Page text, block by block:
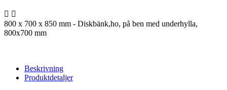
 
800 x 700 x 850 mm - Diskbänk,ho, på ben med underhylla,
800x700 mm
Beskrivning
Produktdetaljer